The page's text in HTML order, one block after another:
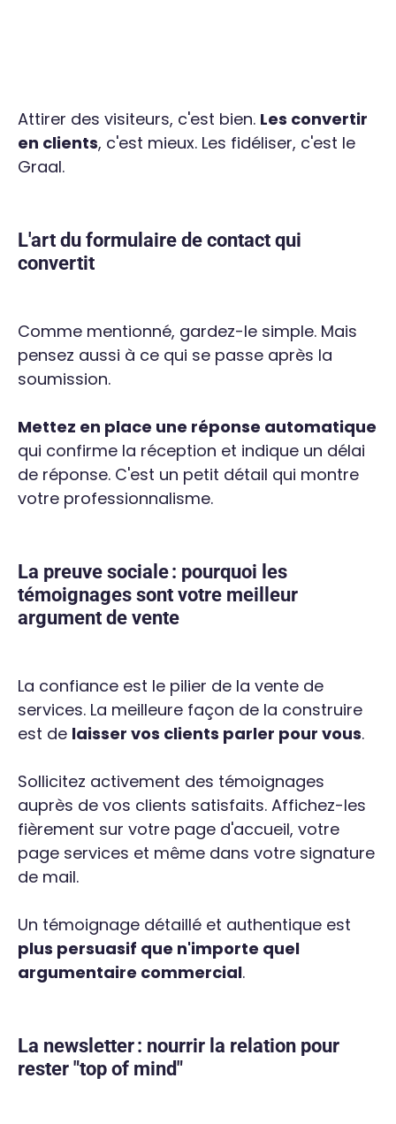
Attirer des visiteurs, c'est bien. Les convertir
en clients, c'est mieux. Les fidéliser, c'est le
Graal.
L'art du formulaire de contact qui
convertit
Comme mentionné, gardez-le simple. Mais
pensez aussi à ce qui se passe après la
soumission.
Mettez en place une réponse automatique
qui confirme la réception et indique un délai
de réponse. C'est un petit détail qui montre
votre professionnalisme.
La preuve sociale : pourquoi les
témoignages sont votre meilleur
argument de vente
La confiance est le pilier de la vente de
services. La meilleure façon de la construire
est de laisser vos clients parler pour vous.
Sollicitez activement des témoignages
auprès de vos clients satisfaits. Affichez-les
fièrement sur votre page d'accueil, votre
page services et même dans votre signature
de mail.
Un témoignage détaillé et authentique est
plus persuasif que n'importe quel
argumentaire commercial.
La newsletter : nourrir la relation pour
rester "top of mind"